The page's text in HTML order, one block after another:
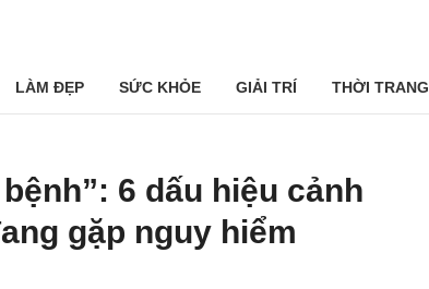
LÀM ĐẸP SỨC KHỎE GIẢI TRÍ THỜI TRANG
6 dấu hiệu cảnh
gặp nguy hiểm